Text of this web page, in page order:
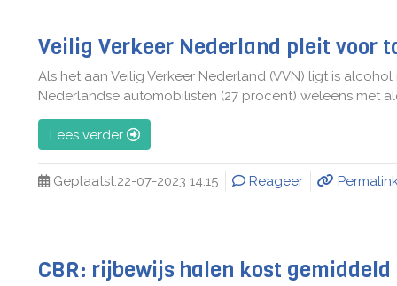
Veilig Verkeer Nederland pleit voor
Als het aan Veilig Verkeer Nederland (VVN) ligt is
Nederlandse automobilisten (27 procent) weleens met
Lees verder
Geplaatst:22-07-2023 14:15 Reageer
CBR: rijbewijs halen kost gemiddeld